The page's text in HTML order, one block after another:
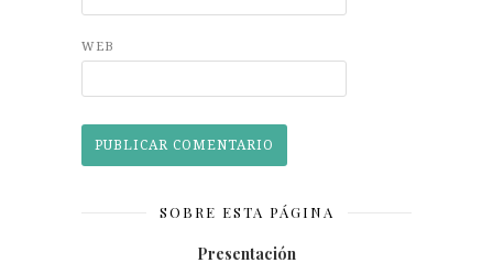
WEB
SOBRE ESTA PÁGINA
Presentación